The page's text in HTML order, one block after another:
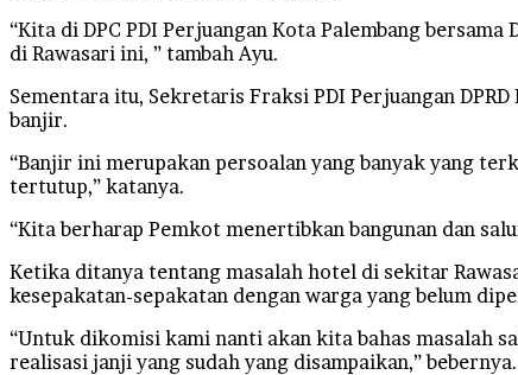
“Kita di DPC PDI Perjuangan Kota Palembang
di Rawasari ini, ” tambah Ayu.
Sementara itu, Sekretaris Fraksi PDI Perjuangan
banjir.
“Banjir ini merupakan persoalan yang banyak yang
tertutup,” katanya.
“Kita berharap Pemkot menertibkan bangunan dan
Ketika ditanya tentang masalah hotel di sekitar
kesepakatan-sepakatan dengan warga yang belum
“Untuk dikomisi kami nanti akan kita bahas masalah
realisasi janji yang sudah yang disampaikan,” bebernya.